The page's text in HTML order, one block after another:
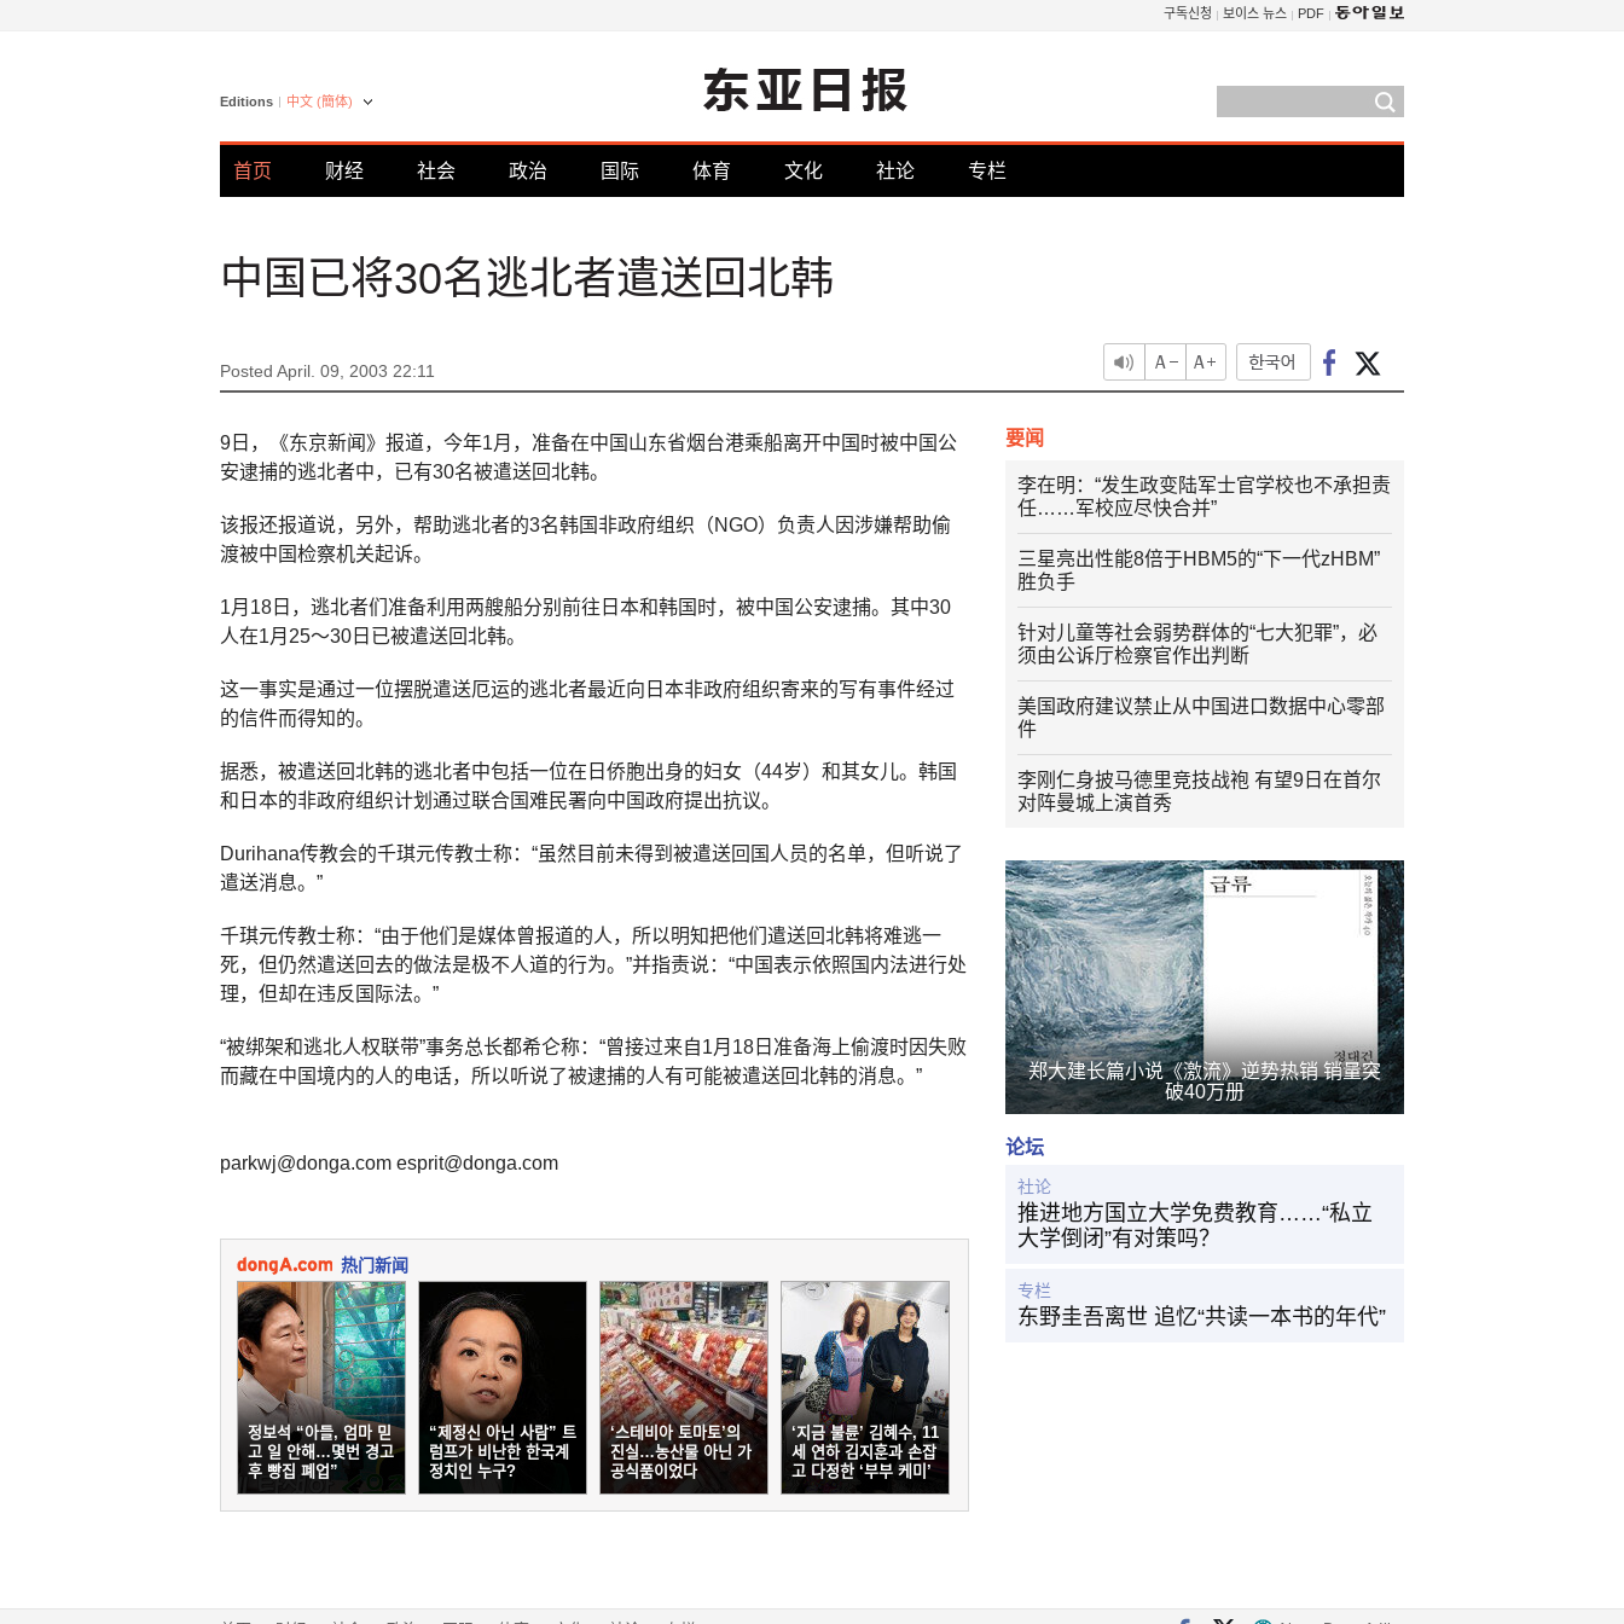
구독신청 보이스 뉴스 PDF
Editions 中文 (簡体)
首页 财经 社会 政治 国际 体育 文化 社论 专栏
中国已将30名逃北者遣送回北韩
Posted April. 09, 2003 22:11
9日，《东京新闻》报道，今年1月，准备在中国山东省烟台港乘船离开中国时被中国公
安逮捕的逃北者中，已有30名被遣送回北韩。
该报还报道说，另外，帮助逃北者的3名韩国非政府组织（NGO）负责人因涉嫌帮助偷
渡被中国检察机关起诉。
1月18日，逃北者们准备利用两艘船分别前往日本和韩国时，被中国公安逮捕。其中30
人在1月25～30日已被遣送回北韩。
这一事实是通过一位摆脱遣送厄运的逃北者最近向日本非政府组织寄来的写有事件经过
的信件而得知的。
据悉，被遣送回北韩的逃北者中包括一位在日侨胞出身的妇女（44岁）和其女儿。韩国
和日本的非政府组织计划通过联合国难民署向中国政府提出抗议。
Durihana传教会的千琪元传教士称：“虽然目前未得到被遣送回国人员的名单，但听说了
遣送消息。”
千琪元传教士称：“由于他们是媒体曾报道的人，所以明知把他们遣送回北韩将难逃一
死，但仍然遣送回去的做法是极不人道的行为。”并指责说：“中国表示依照国内法进行处
理，但却在违反国际法。”
“被绑架和逃北人权联带”事务总长都希仑称：“曾接过来自1月18日准备海上偷渡时因失败
而藏在中国境内的人的电话，所以听说了被逮捕的人有可能被遣送回北韩的消息。”
parkwj@donga.com esprit@donga.com
热门新闻
정보석 “아들, 엄마 믿
고 일 안해…몇번 경고
후 빵집 폐업”
“제정신 아닌 사람” 트
럼프가 비난한 한국계
정치인 누구?
‘스테비아 토마토’의
진실…농산물 아닌 가
공식품이었다
‘지금 불륜’ 김혜수, 11
세 연하 김지훈과 손잡
고 다정한 ‘부부 케미’
要闻
李在明：“发生政变陆军士官学校也不承担责
任……军校应尽快合并”
三星亮出性能8倍于HBM5的“下一代zHBM”
胜负手
针对儿童等社会弱势群体的“七大犯罪”，必
须由公诉厅检察官作出判断
美国政府建议禁止从中国进口数据中心零部
件
李刚仁身披马德里竞技战袍 有望9日在首尔
对阵曼城上演首秀
郑大建长篇小说《激流》逆势热销 销量突
破40万册
论坛
社论
推进地方国立大学免费教育……“私立
大学倒闭”有对策吗？
专栏
东野圭吾离世 追忆“共读一本书的年代”